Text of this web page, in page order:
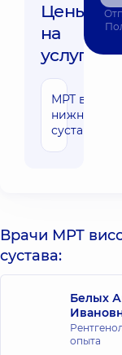
Цены
на
услуги:
МРТ
суставов
Врачи МРТ
сустава:
Белых
опыта